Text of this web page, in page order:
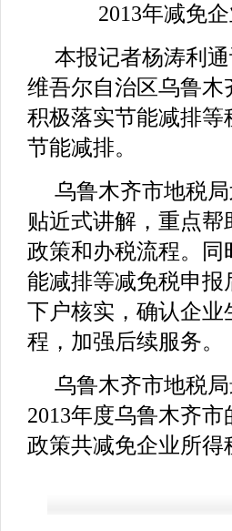
2013年减免企
本报记者杨涛利
维吾尔自治区乌鲁
积极落实节能减排
节能减排。
乌鲁木齐市地税
贴近式讲解，重点
政策和办税流程。
能减排等减免税申
下户核实，确认企
程，加强后续服务。
乌鲁木齐市地税
2013年度乌鲁木齐
政策共减免企业所得